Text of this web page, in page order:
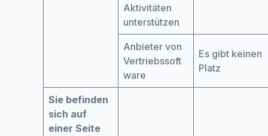
Aktivitäten
unterstützen
Anbieter von
Vertriebssoft
ware
Es gibt keinen
Platz
Sie befinden
sich auf
einer Seite